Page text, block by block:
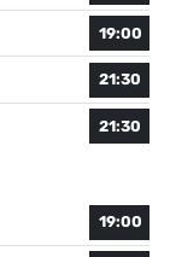
19:00
21:30
21:30
19:00